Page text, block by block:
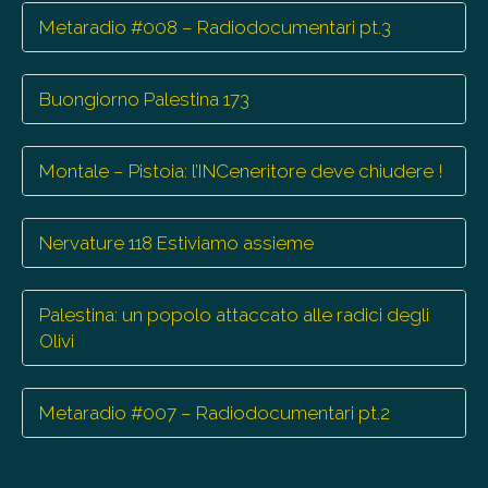
Metaradio #008 – Radiodocumentari pt.3
Buongiorno Palestina 173
Montale – Pistoia: l’INCeneritore deve chiudere !
Nervature 118 Estiviamo assieme
Palestina: un popolo attaccato alle radici degli
Olivi
Metaradio #007 – Radiodocumentari pt.2